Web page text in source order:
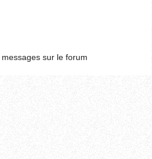
messages sur le forum